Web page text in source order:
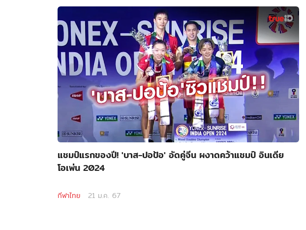
แชมป์แรกของปี! 'บาส-ปอป้อ' อัดคู่จีน ผงาดคว้าแชมป์ อินเดีย
โอเพ่น 2024
กีฬาไทย 21 ม.ค. 67